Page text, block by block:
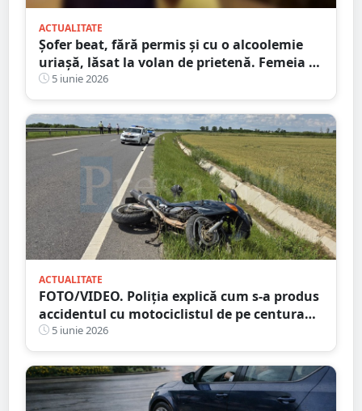
ACTUALITATE
Șofer beat, fără permis și cu o alcoolemie
uriașă, lăsat la volan de prietenă. Femeia a
dat vina pe COVID
5 iunie 2026
ACTUALITATE
FOTO/VIDEO. Poliția explică cum s-a produs
accidentul cu motociclistul de pe centura
Satu Mare
5 iunie 2026